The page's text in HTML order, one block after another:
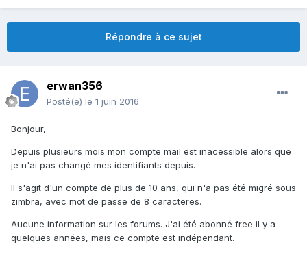
Répondre à ce sujet
erwan356
Posté(e) le 1 juin 2016
Bonjour,
Depuis plusieurs mois mon compte mail est inacessible alors que
je n'ai pas changé mes identifiants depuis.
Il s'agit d'un compte de plus de 10 ans, qui n'a pas été migré sous
zimbra, avec mot de passe de 8 caracteres.
Aucune information sur les forums. J'ai été abonné free il y a
quelques années, mais ce compte est indépendant.